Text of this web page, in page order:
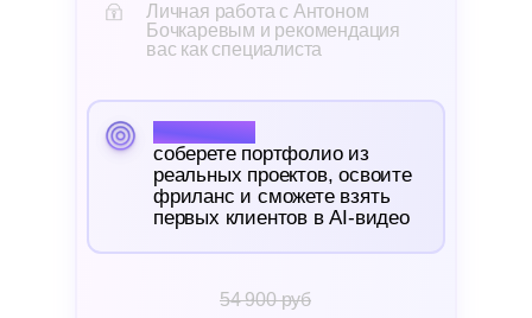
Личная работа с Антоном
Бочкаревым и рекомендация
вас как специалиста
Результат:
соберете портфолио из
реальных проектов, освоите
фриланс и сможете взять
первых клиентов в AI-видео
54 900 руб